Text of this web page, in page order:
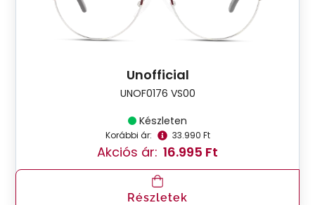
Unofficial
UNOF0176 VS00
Készleten
Korábbi ár: 33.990 Ft
Akciós ár: 16.995 Ft
Részletek